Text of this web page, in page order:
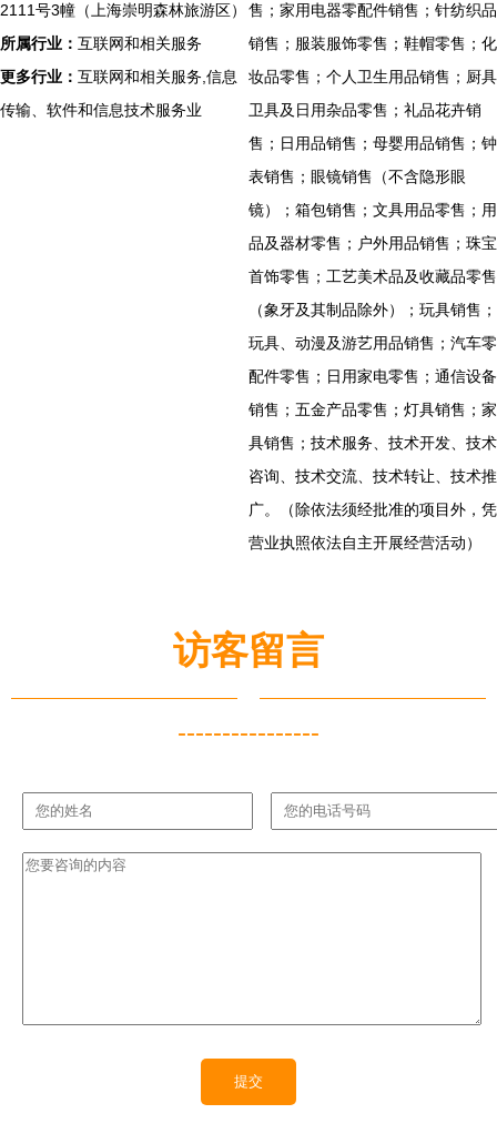
2111号3幢（上海崇明森林旅游区）
所属行业： 互联网和相关服务
更多行业： 互联网和相关服务,信息
传输、软件和信息技术服务业
售；家用电器零配件销售；针纺织品
销售；服装服饰零售；鞋帽零售；化
妆品零售；个人卫生用品销售；厨具
卫具及日用杂品零售；礼品花卉销
售；日用品销售；母婴用品销售；钟
表销售；眼镜销售（不含隐形眼
镜）；箱包销售；文具用品零售；用
品及器材零售；户外用品销售；珠宝
首饰零售；工艺美术品及收藏品零售
（象牙及其制品除外）；玩具销售；
玩具、动漫及游艺用品销售；汽车零
配件零售；日用家电零售；通信设备
销售；五金产品零售；灯具销售；家
具销售；技术服务、技术开发、技术
咨询、技术交流、技术转让、技术推
广。（除依法须经批准的项目外，凭
营业执照依法自主开展经营活动）
访客留言
----------------